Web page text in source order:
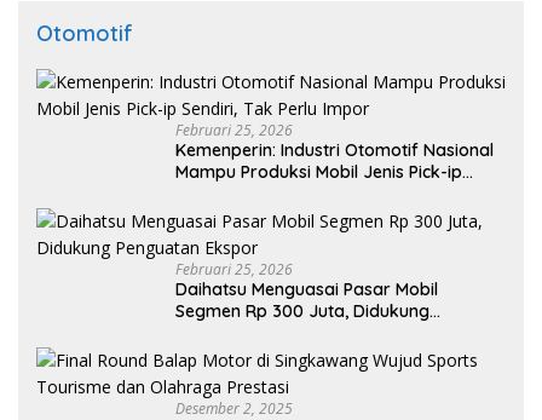
Otomotif
Februari 25, 2026
Kemenperin: Industri Otomotif Nasional
Mampu Produksi Mobil Jenis Pick-ip
Februari 25, 2026
Daihatsu Menguasai Pasar Mobil
Segmen Rp 300 Juta, Didukung
Desember 2, 2025